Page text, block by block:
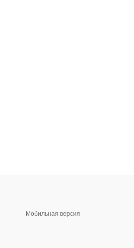
Мобильная версия